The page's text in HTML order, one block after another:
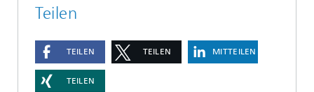
Teilen
TEILEN TEILEN MITTEILEN
TEILEN